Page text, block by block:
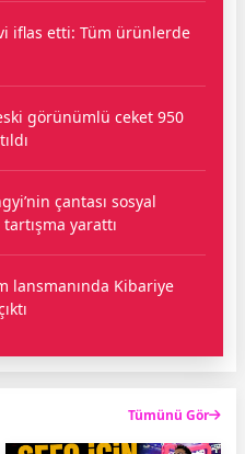
iflas etti: Tüm ürünlerde
görünümlü ceket 950
çantası sosyal
yarattı
lansmanında Kibariye
Tümünü Gör